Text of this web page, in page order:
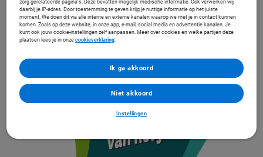
zorg gerelateerde pagina’s. Deze bevatten mogelijk medische informatie. Ook verwerken wij
daarbij je IP-adres. Door toestemming te geven krijg je nuttige informatie op het juiste
moment. We doen dit via alle interne en externe kanalen waarop we met je in contact kunnen
komen. Zoals op deze website, in onze app, e-mail, social media en advertentie kanalen. Je
kunt ook jouw cookie-instellingen zelf aanpassen. Meer over cookies en welke partijen deze
plaatsen lees je in onzecookieverklaring
Instellingen
Niet akkoord
Ik ga akkoord